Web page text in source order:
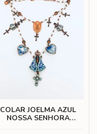
COLAR JOELMA AZUL
NOSSA SENHORA